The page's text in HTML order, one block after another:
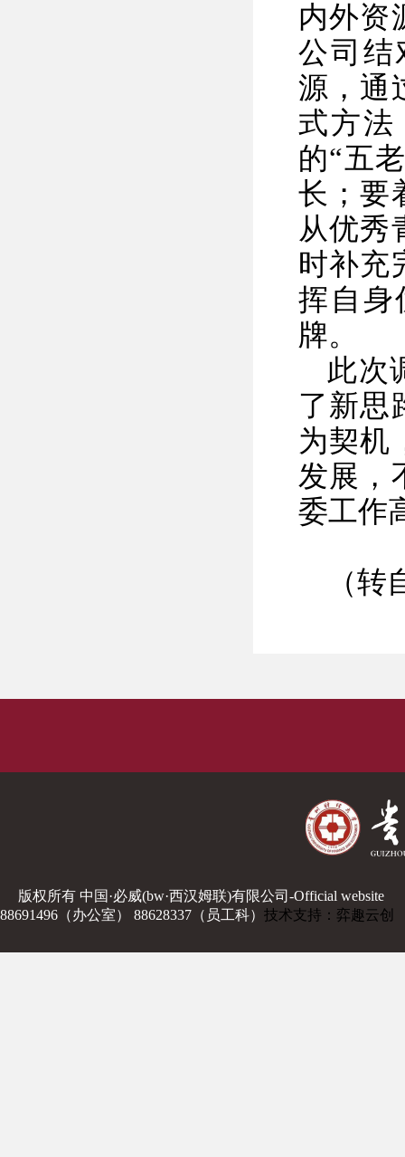
内外资
公司结
源，通
式方法
的“五
长；要
从优秀
时补充
挥自身
牌。
此次
了新思
为契机
发展，
委工作
（
版权所有 中国·必威(bw·西汉姆联)有限公司-Official website
88691496（办公室） 88628337（员工科） 技术支持：弈趣云创